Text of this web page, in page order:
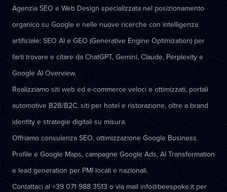
Agenzia SEO e Web Design specializzata nel posizionamento
organico su Google e nelle nuove ricerche con intelligenza
artificiale: SEO AI e GEO (Generative Engine Optimization) per
farti trovare e citare da ChatGPT, Gemini, Claude, Perplexity e
Google AI Overview.
Realizziamo siti web ed e-commerce veloci e ottimizzati, portali
automotive B2B/B2C, siti per hotel e ristorazione, oltre a brand
identity e strategie digitali su misura.
Offriamo consulenza SEO, ottimizzazione Google Business
Profile e Google Maps, campagne Google Ads, AI Transformation
e lead generation per PMI locali e nazionali.
Contattaci al +39 071 988 3513 o via mail info@beespoke.it per